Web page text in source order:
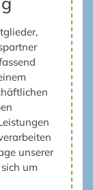
unserer
um